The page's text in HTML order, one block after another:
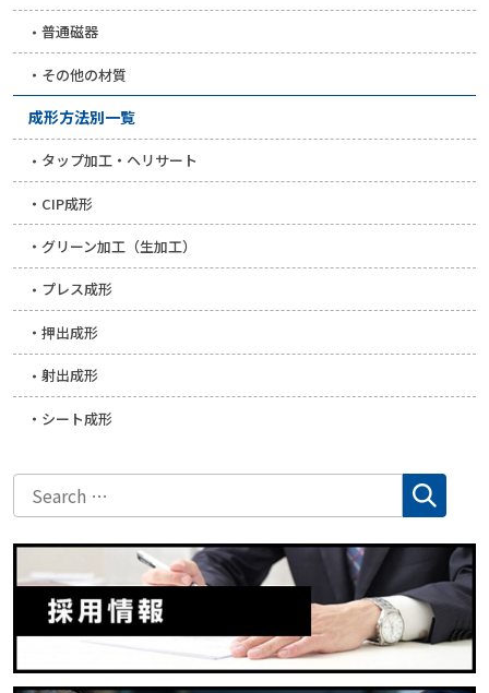
普通磁器
その他の材質
成形方法別一覧
タップ加工・ヘリサート
CIP成形
グリーン加工（生加工）
プレス成形
押出成形
射出成形
シート成形